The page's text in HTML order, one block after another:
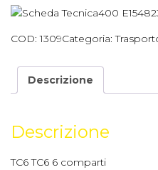
COD:1309Categoria:
Descrizione
Descrizione
TC6 TC6 6 comparti